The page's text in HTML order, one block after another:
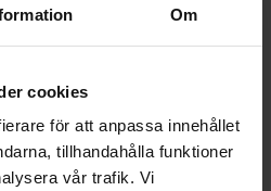
Om
cookies
för att anpassa innehållet
tillhandahålla funktioner
vår trafik. Vi